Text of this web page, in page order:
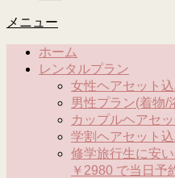
メニュー
ホーム
レンタルプラン
女性ヘアセット
男性プラン(着物/
カップルヘアセ
学割ヘアセット
修学旅行生に安
￥2980 で当日予